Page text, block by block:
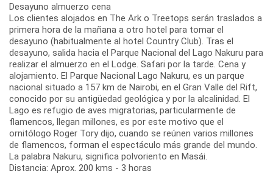
Desayuno almuerzo cena
Los clientes alojados en The Ark o Treetops serán traslados a
primera hora de la mañana a otro hotel para tomar el
desayuno (habitualmente al hotel Country Club). Tras el
desayuno, salida hacia el Parque Nacional del Lago Nakuru para
realizar el almuerzo en el Lodge. Safari por la tarde. Cena y
alojamiento. El Parque Nacional Lago Nakuru, es un parque
nacional situado a 157 km de Nairobi, en el Gran Valle del Rift,
conocido por su antigüedad geológica y por la alcalinidad. El
Lago es refugio de aves migratorias, particularmente de
flamencos, llegan millones, es por este motivo que el
ornitólogo Roger Tory dijo, cuando se reúnen varios millones
de flamencos, forman el espectáculo más grande del mundo.
La palabra Nakuru, significa polvoriento en Masái.
Distancia: Aprox. 200 kms - 3 horas